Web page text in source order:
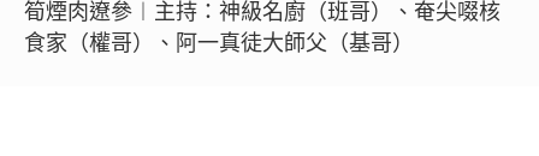
筍煙肉遼參︱主持：神級名廚（班哥）、奄尖啜核
食家（權哥）、阿一真徒大師父（基哥）